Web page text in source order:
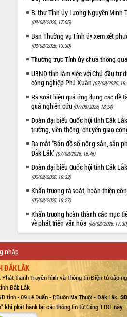
Bí thư Tỉnh ủy Lương Nguyễn Minh
(08/08/2026, 17:05)
Ban Thường vụ Tỉnh ủy xem xét
(08/08/2026, 13:30)
Thường trực Tỉnh ủy chưa thông
UBND tỉnh làm việc với Chủ đầu tư
công nghiệp Phú Xuân (07/08/2026,
Rà soát hiệu quả ứng dụng các đề
quả nghiên cứu (07/08/2026, 18:34)
Đoàn đại biểu Quốc hội tỉnh Đắk
trường, viễn thông, chuyển giao
Ra mắt “Bản đồ số nông sản, sản
Đắk Lắk” (07/08/2026, 16:46)
Đoàn đại biểu Quốc hội tỉnh Đắk
(06/08/2026, 18:32)
Khẩn trương rà soát, hoàn thiện
(06/08/2026, 18:27)
Khẩn trương hoàn thành các mục
về phát triển văn hóa (06/08/2026,
nhập
ĐẮK LẮK
Phát thanh Truyền hình và Thông tin Điện tử cấp
Đắk Lắk
tỉnh - 09 Lê Duẩn - P.Buôn Ma Thuột - Đắk Lắk.
khi phát hành lại các thông tin từ Cổng TTĐT này